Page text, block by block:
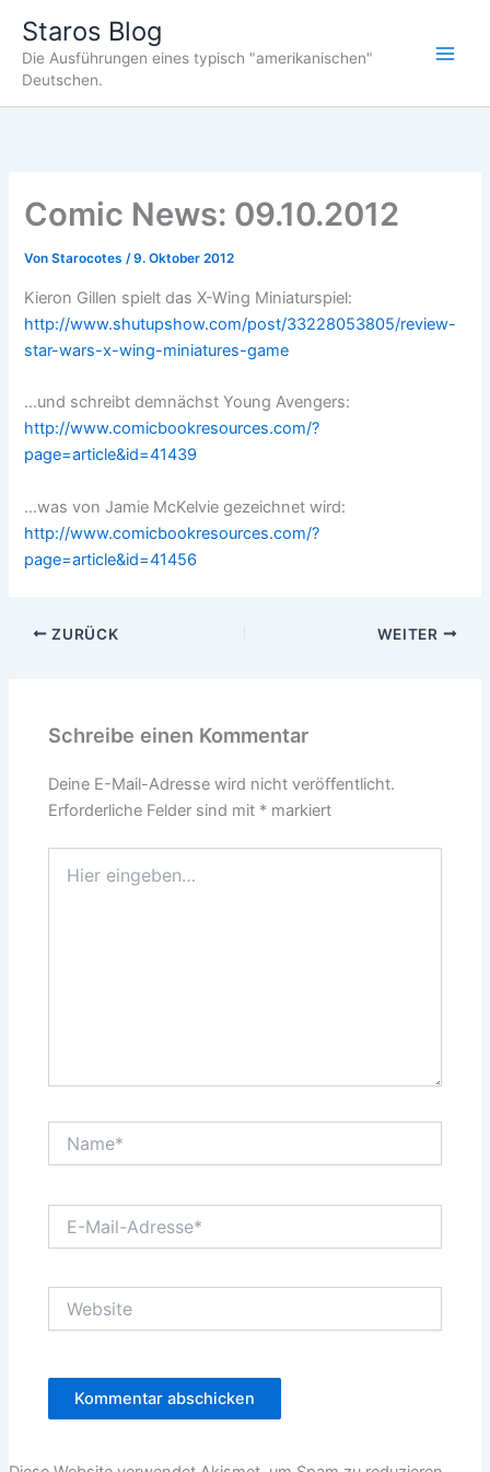
Inhalt
springen
Staros Blog
Die Ausführungen eines typisch "amerikanischen"
Deutschen.
Comic News: 09.10.2012
VonStarocotes/9. Oktober 2012
Kieron Gillen spielt das X-Wing Miniaturspiel:
http://www.shutupshow.com/post/33228053805/review-
star-wars-x-wing-miniatures-game
…und schreibt demnächst Young Avengers:
http://www.comicbookresources.com/?
page=article&id=41439
…was von Jamie McKelvie gezeichnet wird:
http://www.comicbookresources.com/?
page=article&id=41456
ZURÜCK WEITER
Schreibe einen Kommentar
Deine E-Mail-Adresse wird nicht veröffentlicht.
Erforderliche Felder sind mit * markiert
eingeben…
Mail-